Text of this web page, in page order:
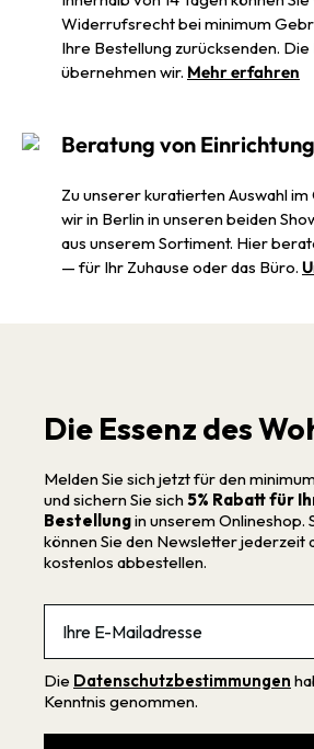
Widerrufsrecht bei minimum
Ihre Bestellung zurücksenden.
übernehmen wir. Mehr erfahren
Beratung von
Zu unserer kuratierten Auswahl
wir in Berlin in unseren beiden
aus unserem Sortiment. Hier
— für Ihr Zuhause oder das Büro.
Die Essenz des
Melden Sie sich jetzt für den
und sichern Sie sich 5% Rabatt für
Bestellungin unserem Onlineshop.
können Sie den Newsletter jederzeit
kostenlos abbestellen.
Die Datenschutzbestimmungen
Kenntnis genommen.